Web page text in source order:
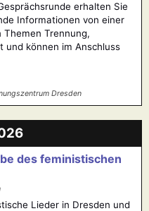
erhalten Sie
Informationen von einer
Themen Trennung,
und können im Anschluss
Dresden
des feministischen
Lieder in Dresden und